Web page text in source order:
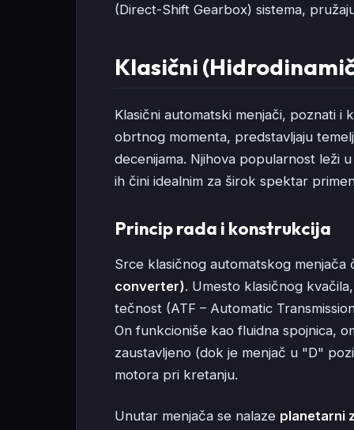
(Direct-Shift Gearbox) sistema,
Klasični
Klasični automatski menjači, poznati i
obrtnog momenta, predstavljaju
decenijama. Njihova popularnost leži
ih čini idealnim za širok spektar
Princip rada i konstrukcija
Srce klasičnog automatskog menjača
converter). Umesto klasičnog
tečnost (ATF – Automatic
On funkcioniše kao fluidna spojnica,
zaustavljeno (dok je menjač u "D"
motora pri kretanju.
Unutar menjača se nalaze planetarni